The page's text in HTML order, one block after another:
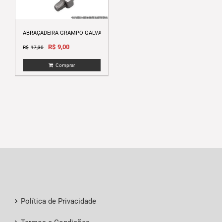
ABRAÇADEIRA GRAMPO GALVANIZADO 4 1/2″
R$ 17,30
Original
price
was:
R$17,30.
R$ 9,00Current
price
is:
R$9,00.
Comprar
Política de Privacidade